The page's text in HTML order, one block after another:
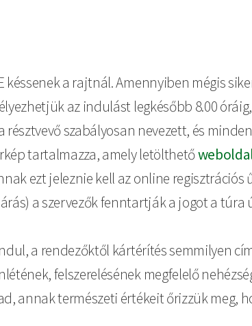
késsenek a rajtnál. Amennyiben mégis
az indulást legkésőbb 8.00
szabályosan nevezett, és
tartalmazza, amely letölthető
ezt jeleznie kell az online regisztrációs
a szervezők fenntartják a jogot a
a rendezőktől kártérítés semmilyen
felszerelésének megfelelő
annak természeti értékeit őrizzük meg,